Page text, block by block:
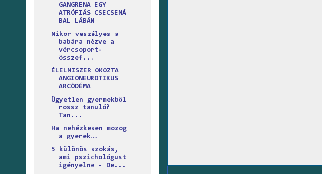
GANGRENA EGY
ATRÓFIÁS CSECSEMÁ
BAL LÁBÁN
Mikor veszélyes a
babára nézve a
vércsoport-
összef...
ÉLELMISZER OKOZTA
ANGIONEUROTIKUS
ARCÖDÉMA
Ügyetlen gyermekből
rossz tanuló?
Tan...
Ha nehézkesen mozog
a gyerek…
5 különös szokás,
ami pszichológust
igényelne - De...